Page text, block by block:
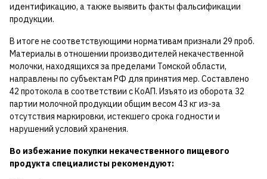
идентификацию, а также выявить факты фальсификации
продукции.
В итоге не соответствующими нормативам признали 29 проб.
Материалы в отношении производителей некачественной
молочки, находящихся за пределами Томской области,
направлены по субъектам РФ для принятия мер. Составлено
42 протокола в соответствии с КоАП. Изъято из оборота 32
партии молочной продукции общим весом 43 кг из-за
отсутствия маркировки, истекшего срока годности и
нарушений условий хранения.
Во избежание покупки некачественного пищевого
продукта специалисты рекомендуют: